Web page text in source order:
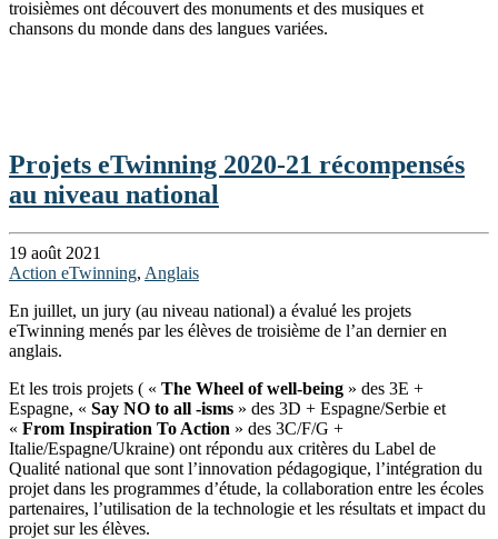
troisièmes ont découvert des monuments et des musiques et
chansons du monde dans des langues variées.
Projets eTwinning 2020-21 récompensés
au niveau national
19 août 2021
Action eTwinning, Anglais
En juillet, un jury (au niveau national) a évalué les projets
eTwinning menés par les élèves de troisième de l’an dernier en
anglais.
Et les trois projets ( « The Wheel of well-being » des 3E +
Espagne, « Say NO to all -isms » des 3D + Espagne/Serbie et
« From Inspiration To Action » des 3C/F/G +
Italie/Espagne/Ukraine) ont répondu aux critères du Label de
Qualité national que sont l’innovation pédagogique, l’intégration du
projet dans les programmes d’étude, la collaboration entre les écoles
partenaires, l’utilisation de la technologie et les résultats et impact du
projet sur les élèves.